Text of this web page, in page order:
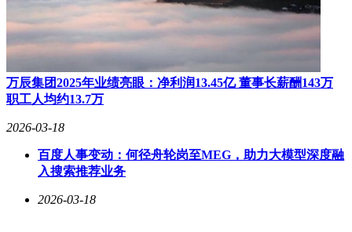
万辰集团2025年业绩亮眼：净利润13.45亿 董事长薪酬143万
职工人均约13.7万
2026-03-18
百度人事变动：何径舟轮岗至MEG，助力大模型深度融
入搜索推荐业务
2026-03-18